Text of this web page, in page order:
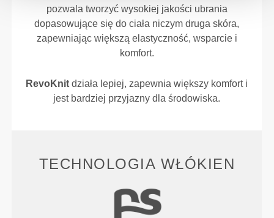
pozwala tworzyć wysokiej jakości ubrania
dopasowujące się do ciała niczym druga skóra,
zapewniając większą elastyczność, wsparcie i
komfort.
RevoKnit działa lepiej, zapewnia większy komfort i
jest bardziej przyjazny dla środowiska.
TECHNOLOGIA WŁÓKIEN